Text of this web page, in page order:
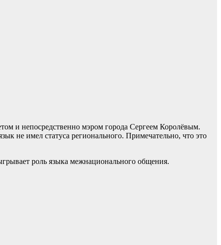
и непосредственно мэром города Сергеем Королёвым.
не имел статуса регионального. Примечательно, что это
роль языка межнационального общения.